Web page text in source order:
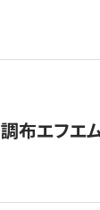
調布エフエ